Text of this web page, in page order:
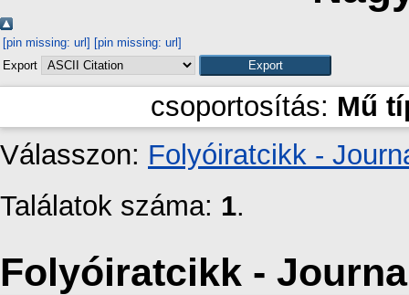
[pin missing: url] [pin missing: url]
Export
csoportosítás: Mű
Válasszon: Folyóiratcikk -
Találatok száma: 1.
Folyóiratcikk -